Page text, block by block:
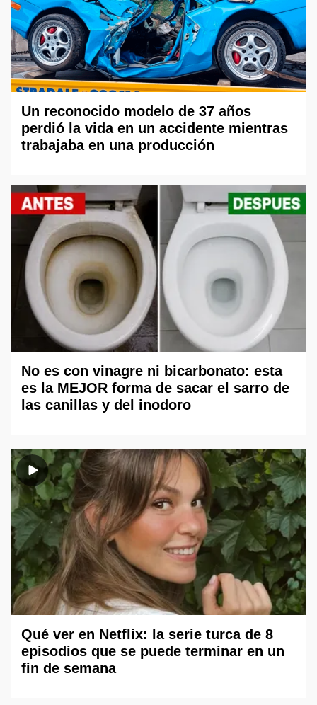
Un reconocido modelo de 37 años
perdió la vida en un accidente mientras
trabajaba en una producción
No es con vinagre ni bicarbonato: esta
es la MEJOR forma de sacar el sarro de
las canillas y del inodoro
Qué ver en Netflix: la serie turca de 8
episodios que se puede terminar en un
fin de semana